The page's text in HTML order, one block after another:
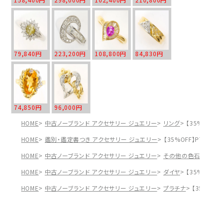
79,840円 223,200円 108,800円 84,830円
74,850円
96,000円
HOME
中古ノーブランド アクセサリー ジュエリー リング
【35%OFF
HOME
鑑別・鑑定書つき アクセサリー ジュエリー
【35%OFF】PT900
HOME
中古ノーブランド アクセサリー ジュエリー その他の色石
HOME
中古ノーブランド アクセサリー ジュエリー ダイヤ
【35%OFF
HOME
中古ノーブランド アクセサリー ジュエリー プラチナ
【